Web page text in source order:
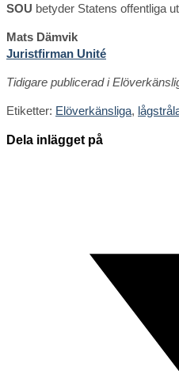
SOU betyder Statens offentliga
Mats Dämvik
Juristfirman Unité
Tidigare publicerad i
Etiketter: Elöverkänsliga,
Dela inlägget på